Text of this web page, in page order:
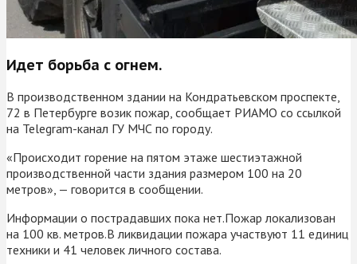
Идет борьба с огнем.
В производственном здании на Кондратьевском проспекте,
72 в Петербурге возик пожар, сообщает РИАМО со ссылкой
на Telegram-канал ГУ МЧС по городу.
«Происходит горение на пятом этаже шестиэтажной
производственной части здания размером 100 на 20
метров», — говорится в сообщении.
Информации о пострадавших пока нет.Пожар локализован
на 100 кв. метров.В ликвидации пожара участвуют 11 единиц
техники и 41 человек личного состава.